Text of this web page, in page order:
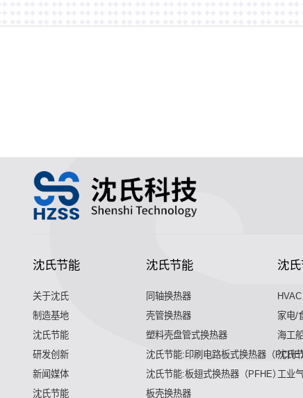
沈氏节能
关于沈氏
制造基地
沈氏节能
研发创新
新闻媒体
沈氏节能
沈氏节能
同轴换热器
壳管换热器
塑料壳盘管式换热器
沈氏节能:印刷电路板式换热器（PCHE
沈氏节能:板翅式换热器（PFHE）
板壳换热器
沈
HVAC
家电/
海工
沈氏
工业